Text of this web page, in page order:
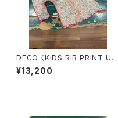
DECO 〈KIDS RIB PRINT UN
EUNE TOPS〉
¥13,200